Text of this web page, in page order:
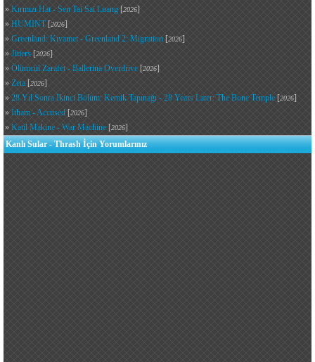
» Kırmızı Hat - Sen Tai Sai Luang [2026]
» HUMINT[2026]
» Greenland: Kıyamet - Greenland 2: Migration [2026]
» Jitters [2026]
» Ölümcül Zarafet - Ballerina Overdrive [2026]
» Zeta [2026]
» 28 Yıl Sonra İkinci Bölüm: Kemik Tapınağı - 28 Years Later: The Bone Temple [2026]
» İtham - Accused [2026]
» Katil Makine - War Machine [2026]
Kanlı Sular - Thrash İçin Yorumlarınız